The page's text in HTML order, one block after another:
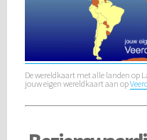
De wereldkaart met alle landen op
jouw eigen wereldkaart aan op